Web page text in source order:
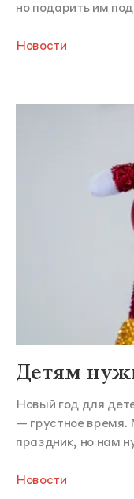
но подарить им
Новости
Детям
Новый год для
— грустное время.
праздник, но нам
Новости